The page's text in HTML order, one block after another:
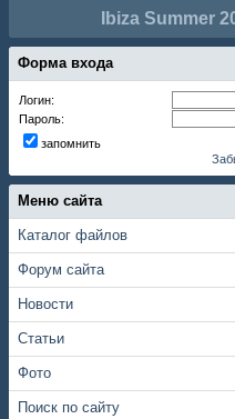
Ibiza Summer
Форма входа
Логин:
Пароль:
запомнить
Меню сайта
Каталог файлов
Форум сайта
Новости
Статьи
Фото
Поиск по сайту